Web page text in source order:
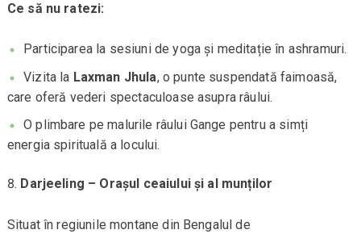
Ce să nu ratezi:
Participarea la sesiuni de yoga și meditație în ashramuri.
Vizita la Laxman Jhula, o punte suspendată faimoasă,
care oferă vederi spectaculoase asupra râului.
O plimbare pe malurile râului Gange pentru a simți
energia spirituală a locului.
Darjeeling – Orașul ceaiului și al munților
Situat în regiunile montane din Bengalul de